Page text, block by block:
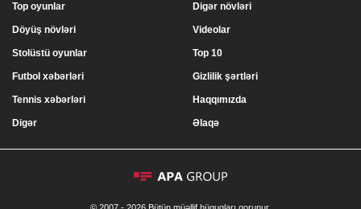
Top oyunlar
Döyüş növləri
Stolüstü oyunlar
Digər növləri
Videolar
Top 10
Futbol xəbərləri
Tennis xəbərləri
Digər
Gizlilik şərtləri
Haqqımızda
Əlaqə